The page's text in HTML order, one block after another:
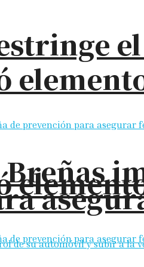
Breñas